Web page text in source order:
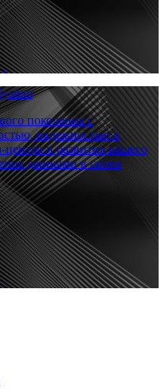
поколения с
надежностью и
и развития вашего
данными в своем